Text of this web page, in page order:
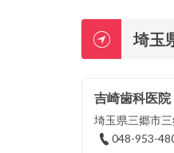
埼玉
吉崎歯科医院
埼玉県三郷市
048-953-